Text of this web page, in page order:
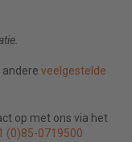
andere veelgestelde
op met ons via het
(0)85-0719500